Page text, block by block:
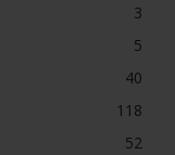
3
5
40
118
52